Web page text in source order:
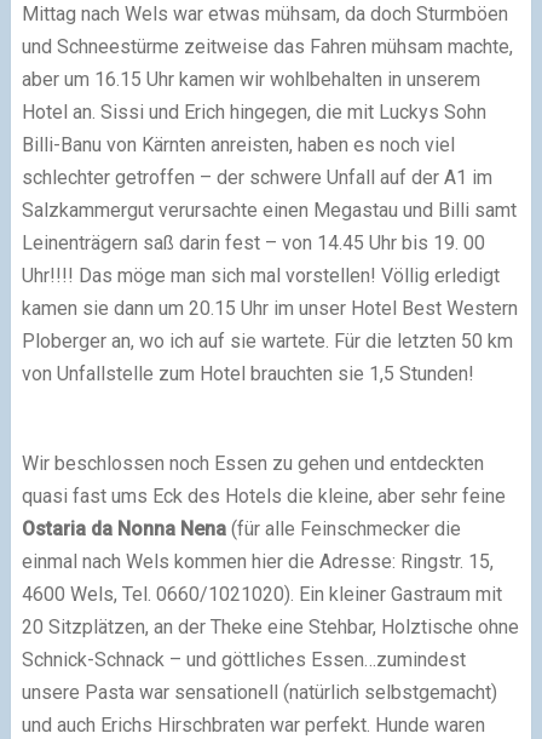
Mittag nach Wels war etwas mühsam, da doch Sturmböen
und Schneestürme zeitweise das Fahren mühsam machte,
aber um 16.15 Uhr kamen wir wohlbehalten in unserem
Hotel an. Sissi und Erich hingegen, die mit Luckys Sohn
Billi-Banu von Kärnten anreisten, haben es noch viel
schlechter getroffen – der schwere Unfall auf der A1 im
Salzkammergut verursachte einen Megastau und Billi samt
Leinenträgern saß darin fest – von 14.45 Uhr bis 19. 00
Uhr!!!! Das möge man sich mal vorstellen! Völlig erledigt
kamen sie dann um 20.15 Uhr im unser Hotel Best Western
Ploberger an, wo ich auf sie wartete. Für die letzten 50 km
von Unfallstelle zum Hotel brauchten sie 1,5 Stunden!
Wir beschlossen noch Essen zu gehen und entdeckten
quasi fast ums Eck des Hotels die kleine, aber sehr feine
Ostaria da Nonna Nena(für alle Feinschmecker die
einmal nach Wels kommen hier die Adresse: Ringstr. 15,
4600 Wels, Tel. 0660/1021020). Ein kleiner Gastraum mit
20 Sitzplätzen, an der Theke eine Stehbar, Holztische ohne
Schnick-Schnack – und göttliches Essen…zumindest
unsere Pasta war sensationell (natürlich selbstgemacht)
und auch Erichs Hirschbraten war perfekt. Hunde waren